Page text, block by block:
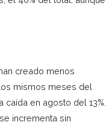
creado menos
mismos meses del
caída en agosto del 13%.
incrementa sin